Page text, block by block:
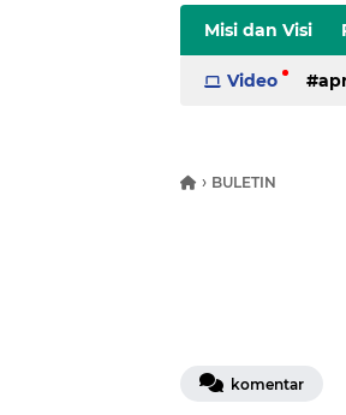
Misi dan Visi
Sejarah
Video
› BULETIN
komentar